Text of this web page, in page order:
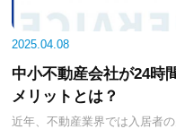
2025.04.08
中小不動産会社が24時
メリットとは？
近年、不動産業界では入居者